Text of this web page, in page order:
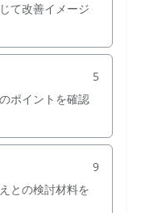
て改善イメージ
5
ポイントを確認
9
との検討材料を